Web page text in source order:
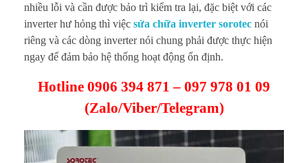
nhiều lỗi và cần được bảo trì kiểm tra lại, đặc biệt với các
inverter hư hỏng thì việc sửa chữa inverter sorotec nói
riêng và các dòng inverter nói chung phải được thực hiện
ngay để đảm bảo hệ thống hoạt động ổn định.
Hotline 0906 394 871 – 097 978 01 09
(Zalo/Viber/Telegram)